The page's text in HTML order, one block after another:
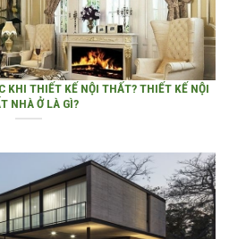
KHI THIẾT KẾ NỘI THẤT? THIẾT KẾ NỘI
NHÀ Ở LÀ GÌ?